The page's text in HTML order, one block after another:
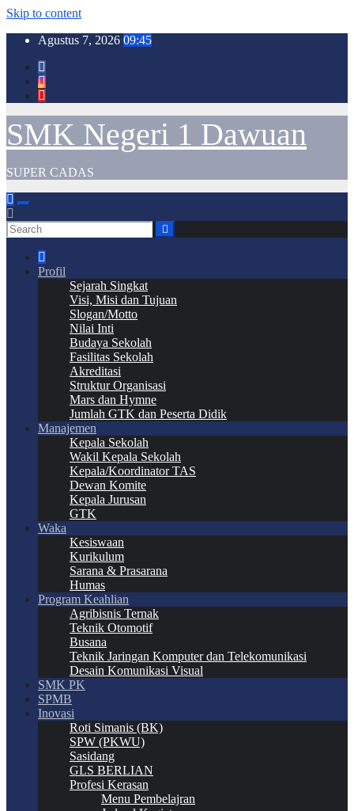
Skip to content
Agustus 7, 2026 09:45
SMK Negeri 1 Dawuan
SUPER CADAS
Profil
Sejarah Singkat
Visi, Misi dan Tujuan
Slogan/Motto
Nilai Inti
Budaya Sekolah
Fasilitas Sekolah
Akreditasi
Struktur Organisasi
Mars dan Hymne
Jumlah GTK dan Peserta Didik
Manajemen
Kepala Sekolah
Wakil Kepala Sekolah
Kepala/Koordinator TAS
Dewan Komite
Kepala Jurusan
GTK
Waka
Kesiswaan
Kurikulum
Sarana & Prasarana
Humas
Program Keahlian
Agribisnis Ternak
Teknik Otomotif
Busana
Teknik Jaringan Komputer dan Telekomunikasi
Desain Komunikasi Visual
SMK PK
SPMB
Inovasi
Roti Simanis (BK)
SPW (PKWU)
Sasidang
GLS BERLIAN
Profesi Kerasan
Menu Pembelajran